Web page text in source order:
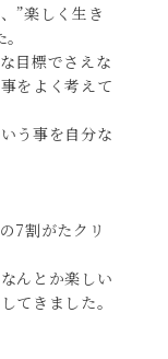
”楽しく生き
目標でさえな
をよく考えて
う事を自分な
7割がたクリ
んとか楽しい
てきました。